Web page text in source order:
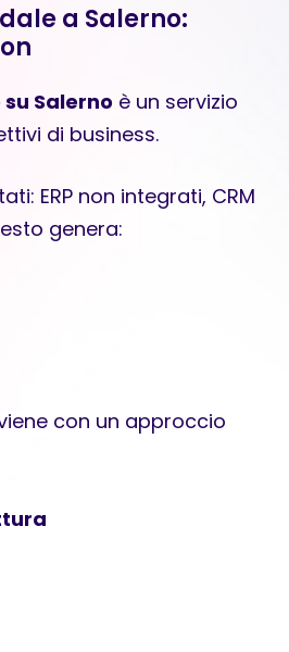
a Salerno:
Salerno è un servizio
di business.
ERP non integrati, CRM
genera:
con un approccio